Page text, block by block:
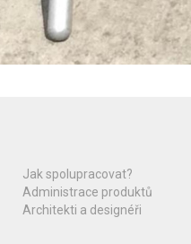
Jak spolupracovat?
Administrace produktů
Architekti a designéři